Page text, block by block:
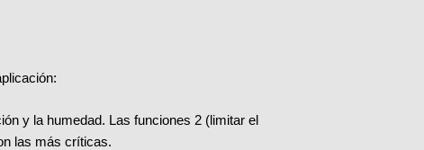
y la humedad. Las funciones 2 (limitar el
las más críticas.